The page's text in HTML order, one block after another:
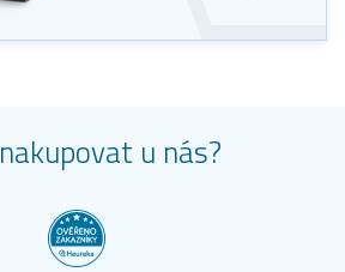
nakupovat u nás?